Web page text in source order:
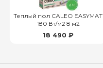
Теплый пол CALEO EASYMAT
180 Вт/м2 8 м2
18 490 ₽